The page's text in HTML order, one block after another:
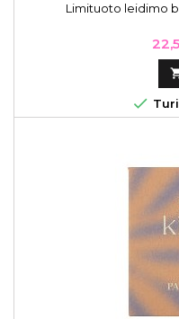
Limituoto leidimo
